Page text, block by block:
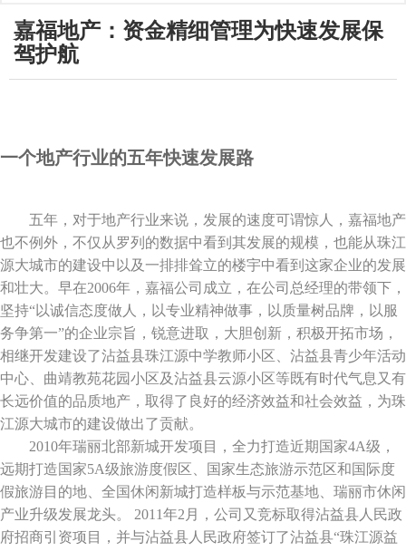
嘉福地产：资金精细管理为快速发展保
驾护航
一个地产行业的五年快速发展路
五年，对于地产行业来说，发展的速度可谓惊人，嘉福地产
也不例外，不仅从罗列的数据中看到其发展的规模，也能从珠江
源大城市的建设中以及一排排耸立的楼宇中看到这家企业的发展
和壮大。早在2006年，嘉福公司成立，在公司总经理的带领下，
坚持“以诚信态度做人，以专业精神做事，以质量树品牌，以服
务争第一”的企业宗旨，锐意进取，大胆创新，积极开拓市场，
相继开发建设了沾益县珠江源中学教师小区、沾益县青少年活动
中心、曲靖教苑花园小区及沾益县云源小区等既有时代气息又有
长远价值的品质地产，取得了良好的经济效益和社会效益，为珠
江源大城市的建设做出了贡献。
2010年瑞丽北部新城开发项目，全力打造近期国家4A级，
远期打造国家5A级旅游度假区、国家生态旅游示范区和国际度
假旅游目的地、全国休闲新城打造样板与示范基地、瑞丽市休闲
产业升级发展龙头。 2011年2月，公司又竞标取得沾益县人民政
府招商引资项目，并与沾益县人民政府签订了沾益县“珠江源益